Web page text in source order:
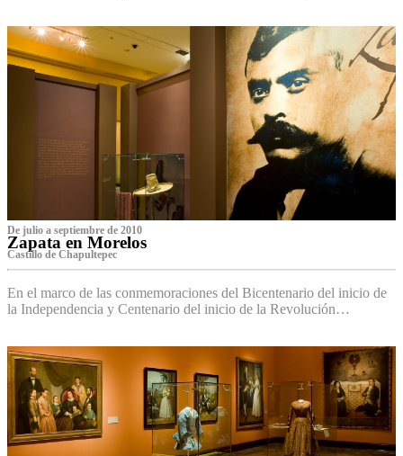
De julio a septiembre de 2010
Zapata en Morelos
Castillo de Chapultepec
En el marco de las conmemoraciones del Bicentenario del inicio de
la Independencia y Centenario del inicio de la Revolución…